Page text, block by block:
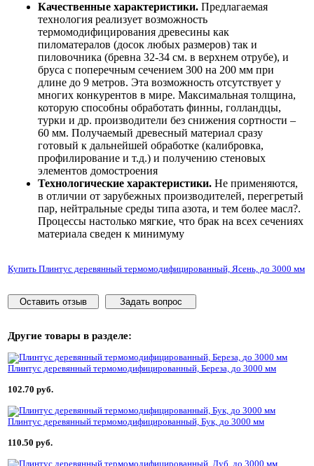
Качественные характеристики. Предлагаемая
технология реализует возможность
термомодифицирования древесины как
пиломатералов (досок любых размеров) так и
пиловочника (бревна 32-34 см. в верхнем отрубе), и
бруса с поперечным сечением 300 на 200 мм при
длине до 9 метров. Эта возможность отсутствует у
многих конкурентов в мире. Максимальная толщина,
которую способны обработать финны, голландцы,
турки и др. производители без снижения сортности –
60 мм. Получаемый древесный материал сразу
готовый к дальнейшей обработке (калибровка,
профилирование и т.д.) и получению стеновых
элементов домостроения
Технологические характеристики. Не применяются,
в отличии от зарубежных производителей, перегретый
пар, нейтральные среды типа азота, и тем более масл?.
Процессы настолько мягкие, что брак на всех сечениях
материала сведен к минимуму
Купить Плинтус деревянный термомодифицированный, Ясень, до 3000 мм
Оставить отзыв Задать вопрос
Другие товары в разделе:
Плинтус деревянный термомодифицированный, Береза, до 3000 мм
102.70 руб.
Плинтус деревянный термомодифицированный, Бук, до 3000 мм
110.50 руб.